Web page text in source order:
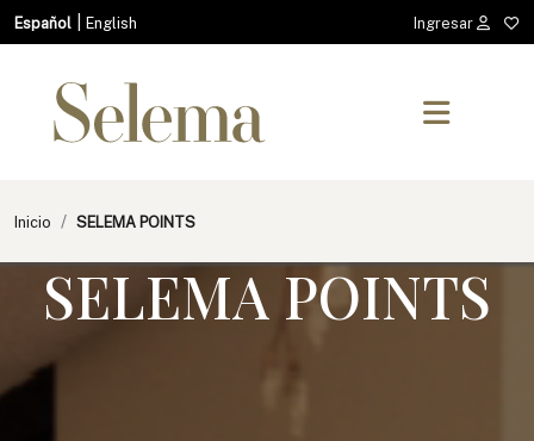
Español English Ingresar
Inicio SELEMA POINTS
SELEMA POINTS